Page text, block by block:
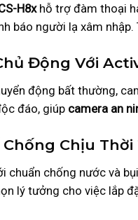
H8xhỗ trợ đàm thoại
báo người lạ xâm
Động Với
động bất thường,
đáo, giúp camera an
Chống Chịu Thời
chuẩn chống nước và
lý tưởng cho việc lắp